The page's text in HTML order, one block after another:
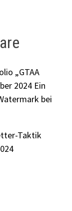
„GTAA
2024 Ein
bei
Taktik